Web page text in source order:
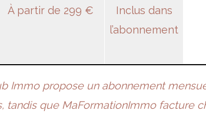
À partir de 299 €
Inclus dans
l’abonnement
Immo propose un abonnement
tandis que MaFormationImmo facture